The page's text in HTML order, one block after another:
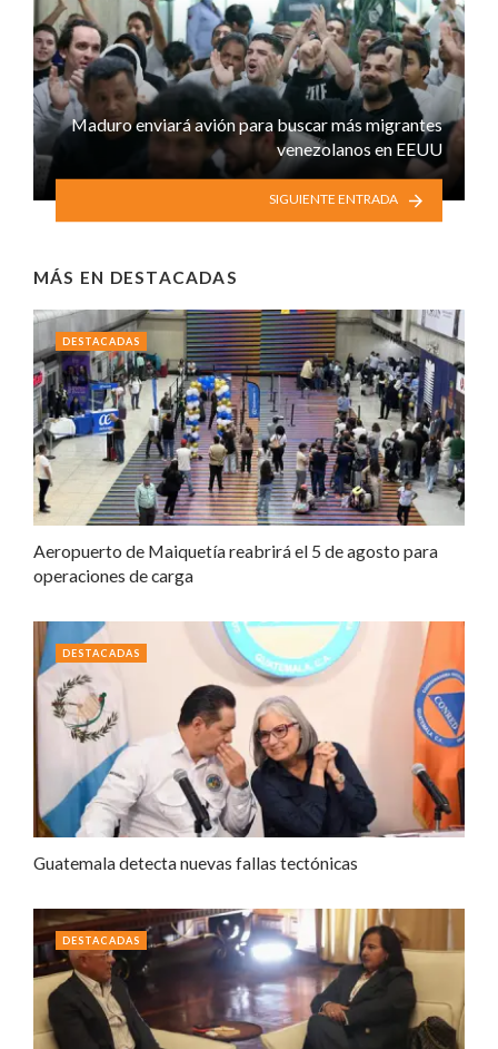
Maduro enviará avión para buscar más migrantes
venezolanos en EEUU
SIGUIENTE ENTRADA
MÁS EN DESTACADAS
Aeropuerto de Maiquetía reabrirá el 5 de agosto para
operaciones de carga
DESTACADAS
Guatemala detecta nuevas fallas tectónicas
DESTACADAS
DESTACADAS